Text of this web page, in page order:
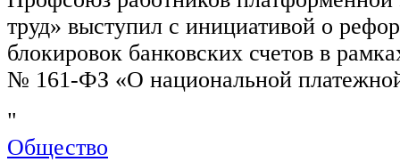
труд» выступил с инициативой о
блокировок банковских счетов в
№ 161-ФЗ «О национальной
"
Общество